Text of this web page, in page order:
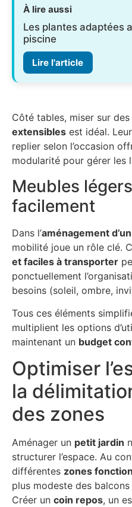
À lire aussi
Les plantes adaptées
piscine
Lire l'article
Côté tables, miser sur
extensibles est idéal.
replier selon l’occasion
modularité pour gérer les
Meubles
facilement
Dans l’aménagement
mobilité joue un rôle clé.
et faciles à transporter
ponctuellement
besoins (soleil, ombre,
Tous ces éléments
multiplient les options
maintenant un budget
Optimiser
la
des zones
Aménager un petit jardin
structurer l’espace. Au
différentes zones
plus modeste des
Créer un coin repos, un